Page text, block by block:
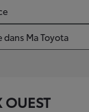
dans Ma Toyota
OUEST